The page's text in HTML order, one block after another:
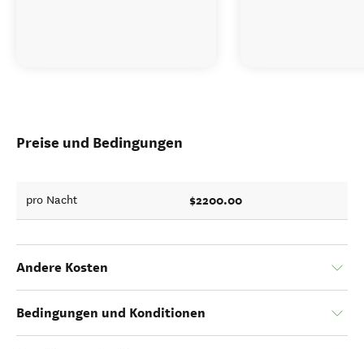
Preise und Bedingungen
pro Nacht $2200.00
Andere Kosten
Bedingungen und Konditionen